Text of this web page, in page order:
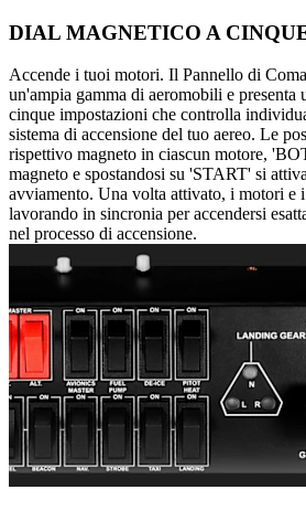
DIAL MAGNETICO A
Accende i tuoi motori. Il Pannello di
un'ampia gamma di aeromobili e presenta
cinque impostazioni che controlla
sistema di accensione del tuo aereo. Le
rispettivo magneto in ciascun motore,
magneto e spostandosi su 'START' si
avviamento. Una volta attivato, i motori e
lavorando in sincronia per accendersi
nel processo di accensione.